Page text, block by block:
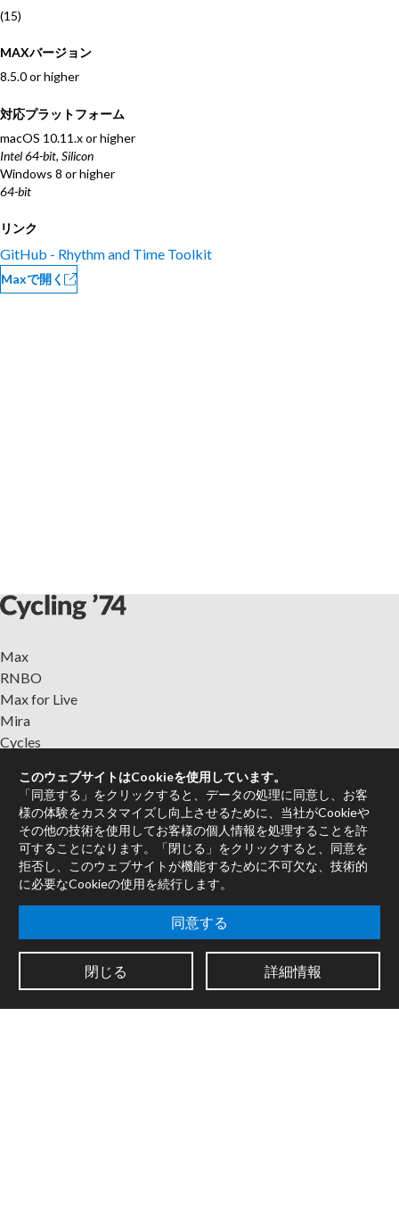
(15)
MAXバージョン
8.5.0 or higher
対応プラットフォーム
macOS 10.11.x or higher
Intel 64-bit, Silicon
Windows 8 or higher
64-bit
リンク
GitHub - Rhythm and Time Toolkit
Maxで開く
Max
RNBO
Max for Live
Mira
Cycles
Max Packages
認定トレーナー
書籍
販売代理店
フォーラム
会社情報
連絡先
システムの状態
このウェブサイトはCookieを使用しています。
「同意する」をクリックすると、データの処理に同意し、お客
様の体験をカスタマイズし向上させるために、当社がCookieや
その他の技術を使用してお客様の個人情報を処理することを許
可することになります。「閉じる」をクリックすると、同意を
拒否し、このウェブサイトが機能するために不可欠な、技術的
に必要なCookieの使用を続行します。
同意する
閉じる 詳細情報